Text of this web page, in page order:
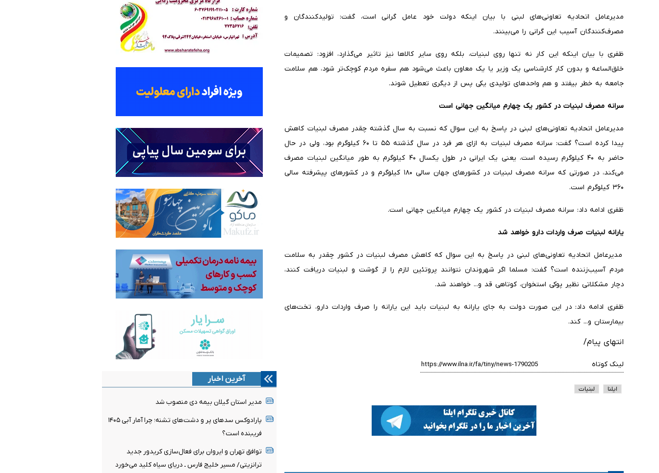
مدیرعامل اتحادیه تعاونی‌های لبنی با بیان اینکه دولت خود عامل گرانی است، گفت: تولیدکنندگان و
مصرف‌کنندگان آسیب این گرانی را می‌بینند‌.
ظفری با بیان اینکه این کار نه تنها روی لبنیات، بلکه روی سایر کالاها نیز تاثیر می‌گذارد، افزود: تصمیمات
خلق‌الساعه و بدون کار کارشناسی یک وزیر یا یک معاون باعث می‌شود هم سفره مردم کوچک‌تر شود، هم سلامت
جامعه به خطر بیفتد و هم واحدهای تولیدی یکی پس از دیگری تعطیل شوند.
سرانه مصرف لبنیات در کشور یک چهارم میانگین جهانی است
مدیرعامل اتحادیه تعاونی‌های لبنی در پاسخ به این سوال که نسبت به سال گذشته چقدر مصرف لبنیات کاهش
پیدا کرده است؟ گفت: سرانه مصرف لبنیات به ازای هر فرد در سال گذشته ۵۵ تا ۶۰ کیلوگرم بود، ولی در حال
حاضر به ۴۰ کیلوگرم رسیده است، یعنی یک ایرانی در طول یکسال ۴۰ کیلوگرم به طور میانگین لبنیات مصرف
می‌کند، در صورتی که سرانه مصرف لبنیات در کشورهای جهان سالی ۱۸۰ کیلوگرم و در کشورهای پیشرفته سالی
۳۶۰ کیلوگرم است.
ظفری ادامه داد: سرانه مصرف لبنیات در کشور یک چهارم میانگین جهانی است‌.
یارانه لبنیات صرف واردات دارو خواهد شد
مدیرعامل اتحادیه تعاونی‌های لبنی در پاسخ به این سوال که کاهش مصرف لبنیات در کشور چقدر به سلامت
مردم آسیب‌زننده است؟ گفت: مسلما اگر شهروندان نتوانند پروتئین لازم را از گوشت و لبنیات دریافت کنند،
دچار مشکلاتی نظیر پوکی استخوان، کوتاهی قد و... خواهند شد.
ظفری ادامه داد: در این صورت دولت به جای یارانه به لبنیات باید این یارانه را صرف واردات دارو، تخت‌های
بیمارستان و... کند.
انتهای پیام/
لینک کوتاه
ایلنا لبنیات
آخرین اخبار
مدیر استان گیلان بیمه دی منصوب شد
پارادوکس سدهای پر و دشت‌های تشنه؛ چرا آمار آبی ۱۴۰۵
فریبنده است؟
توافق تهران و ایروان برای فعال‌سازی کریدور جدید
ترانزیتی/ مسیر خلیج فارس ـ دریای سیاه کلید می‌خورد